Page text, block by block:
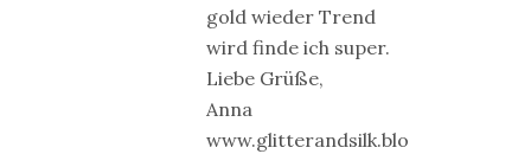
gold wieder Trend
wird finde ich super.
Liebe Grüße,
Anna
www.glitterandsilk.blo